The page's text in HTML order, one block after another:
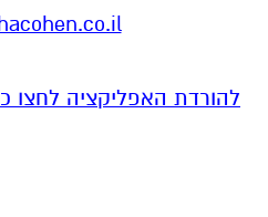
להורדת האפליקציה לחצו